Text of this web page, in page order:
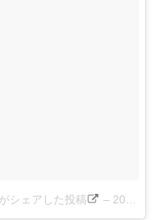
シェアした投稿 – 2016 9月 15 10:33午前 PDT